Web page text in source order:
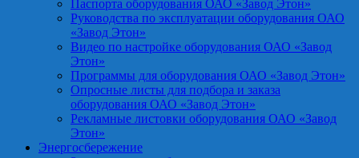
Паспорта оборудования ОАО «Завод Этон»
Руководства по эксплуатации оборудования ОАО
«Завод Этон»
Видео по настройке оборудования ОАО «Завод
Этон»
Программы для оборудования ОАО «Завод Этон»
Опросные листы для подбора и заказа
оборудования ОАО «Завод Этон»
Рекламные листовки оборудования ОАО «Завод
Этон»
Энергосбережение